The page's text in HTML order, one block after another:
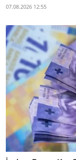
07.08.2026 12:55